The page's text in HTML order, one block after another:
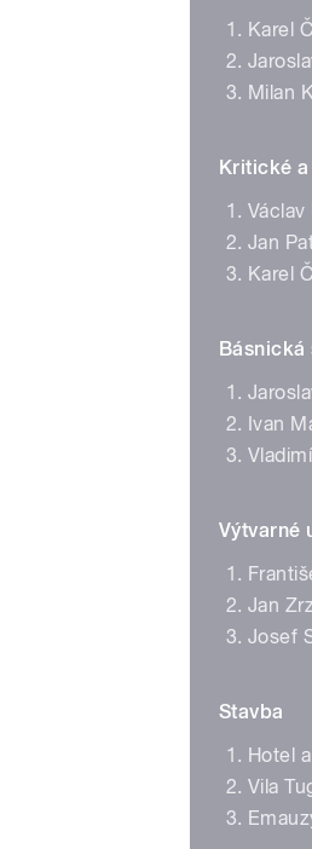
Karel
Milan
Kritické
Jan
Karel
Básnická
Ivan
Výtvarné
Jan
Josef
Stavba
Hotel
Vila